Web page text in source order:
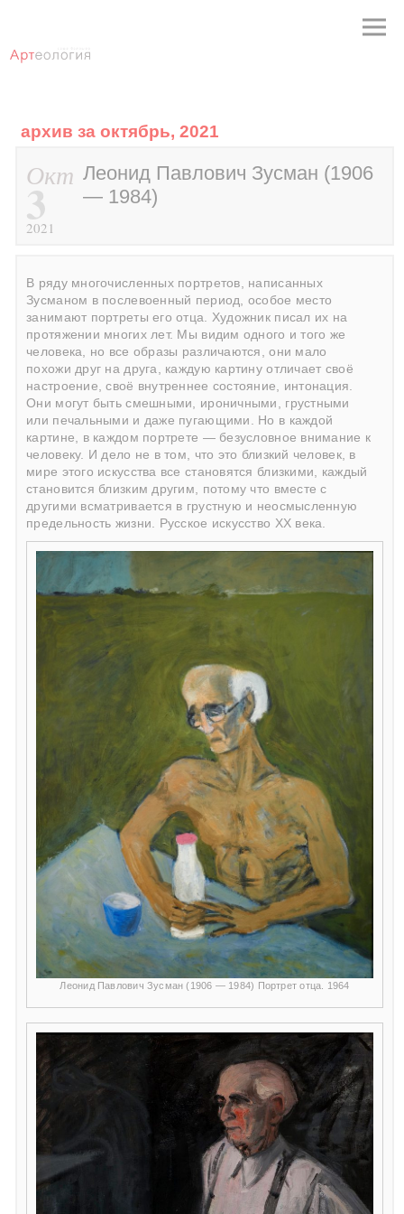
архив за октябрь, 2021
Окт
3
2021
Леонид Павлович Зусман (1906
— 1984)
В ряду многочисленных портретов, написанных
Зусманом в послевоенный период, особое место
занимают портреты его отца. Художник писал их на
протяжении многих лет. Мы видим одного и того же
человека, но все образы различаются, они мало
похожи друг на друга, каждую картину отличает своё
настроение, своё внутреннее состояние, интонация.
Они могут быть смешными, ироничными, грустными
или печальными и даже пугающими. Но в каждой
картине, в каждом портрете — безусловное внимание к
человеку. И дело не в том, что это близкий человек, в
мире этого искусства все становятся близкими, каждый
становится близким другим, потому что вместе с
другими всматривается в грустную и неосмысленную
предельность жизни. Русское искусство ХХ века.
Леонид Павлович Зусман (1906 — 1984) Портрет отца. 1964